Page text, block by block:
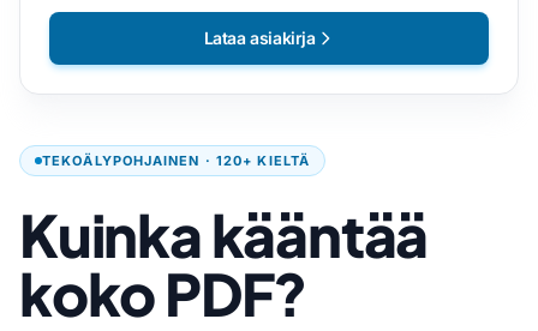
TEKOÄLYPOHJAINEN · 120+ KIELTÄ
Kuinka kääntää
koko PDF?
Lataa asiakirja